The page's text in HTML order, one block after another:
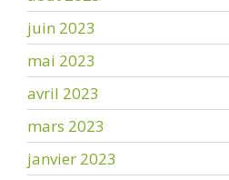
juin 2023
mai 2023
avril 2023
mars 2023
janvier 2023